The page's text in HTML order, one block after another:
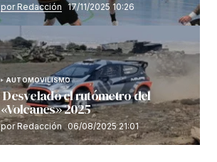
por Redacción 17/11/2025 10:26
AUTOMOVILISMO
Desvelado el rutómetro del
«Volcanes» 2025
por Redacción 06/08/2025 21:01